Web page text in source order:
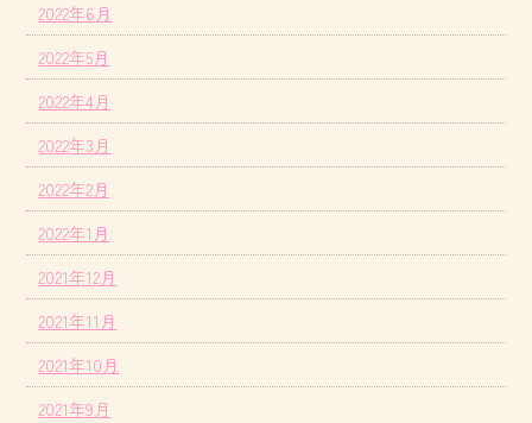
2022年6月
2022年5月
2022年4月
2022年3月
2022年2月
2022年1月
2021年12月
2021年11月
2021年10月
2021年9月